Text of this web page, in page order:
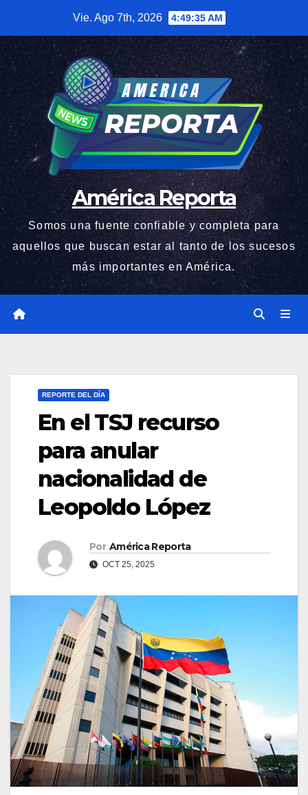
contenido
Vie. Ago 7th, 2026 4:49:35 AM
América Reporta
Somos una fuente confiable y completa para
aquellos que buscan estar al tanto de los sucesos
más importantes en América.
REPORTE DEL DÍA
En el TSJ recurso
para anular
nacionalidad de
Leopoldo López
Por América Reporta
OCT 25, 2025